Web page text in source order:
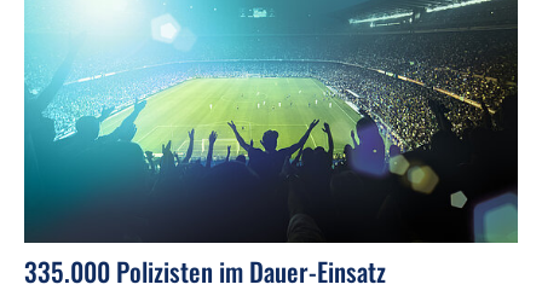
335.000 Polizisten im Dauer-Einsatz